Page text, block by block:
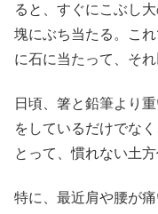
ると、すぐにこぶし
塊にぶち当たる。こ
に石に当たって、そ
日頃、箸と鉛筆より
をしているだけでな
とって、慣れない土
特に、最近肩や腰が